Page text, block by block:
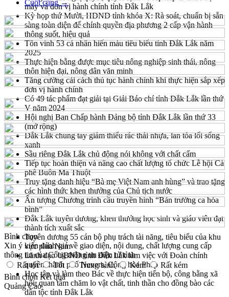
máy và đơn vị hành chính tỉnh Đắk Lắk
Kỳ họp thứ Mười, HĐND tỉnh khóa X: Rà soát, chuẩn bị sẵn
sàng toàn diện để chính quyền địa phương 2 cấp vận hành
thông suốt, hiệu quả
Tôn vinh 53 cá nhân hiến máu tiêu biểu tỉnh Đắk Lắk năm
2025
Thực hiện bằng được mục tiêu nông nghiệp sinh thái, nông
thôn hiện đại, nông dân văn minh
Tăng cường cải cách thủ tục hành chính khi thực hiện sắp xếp
đơn vị hành chính
Có 49 tác phẩm đạt giải tại Giải Báo chí tỉnh Đắk Lắk lần thứ
V năm 2024
Hội nghị Ban Chấp hành Đảng bộ tỉnh Đắk Lắk lần thứ 33
(mở rộng)
Đắk Lắk chung tay giảm thiểu rác thải nhựa, lan tỏa lối sống
xanh
Sầu riêng Đắk Lắk chủ động nói không với chất cấm
Tiếp tục hoàn thiện và nâng cao chất lượng tổ chức Lễ hội Cà
phê Buôn Ma Thuột
Truy tặng danh hiệu “Bà mẹ Việt Nam anh hùng” và trao tặng
các hình thức khen thưởng của Chủ tịch nước
Ấn tượng Chương trình cầu truyền hình “Bản trường ca hòa
bình”
Đắk Lắk tuyên dương, khen thưởng học sinh và giáo viên đạt
thành tích xuất sắc
Tuyên dương 55 cán bộ phụ trách tài năng, tiêu biểu của khu
vực phía Nam
Lãnh đạo UBND tỉnh Đắk Lắk làm việc với Đoàn chính
quyền thành phố Nevers, Cộng hòa Pháp
Học tập và làm theo Bác về thực hiện tiến bộ, công bằng xã
hội; quan tâm chăm lo vật chất, tinh thần cho đồng bào các
dân tộc tỉnh Đắk Lắk
Cuối cùng →
Bình chọn
Xin ý kiến đánh giá về giao diện, nội dung, chất lượng cung cấp
thông tin của Cổng thông tin điện tử tỉnh
Rất tốt
Tốt Trung bình Kém
Rất kém
Bình chọnKết quả
Quảng Cáo